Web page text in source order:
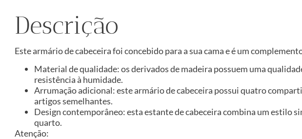
Descrição
Este armário de cabeceira foi concebido para a sua cama e é um
Material de qualidade: os derivados de madeira possuem uma
resistência à humidade.
Arrumação adicional: este armário de cabeceira possui quatro
artigos semelhantes.
Design contemporâneo: esta estante de cabeceira combina um estilo
quarto.
Atenção: